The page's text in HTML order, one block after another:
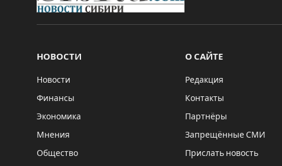
НОВОСТИ
Новости
Финансы
Экономика
Мнения
Общество
О САЙТЕ
Редакция
Контакты
Партнёры
Запрещённые СМИ
Прислать новость